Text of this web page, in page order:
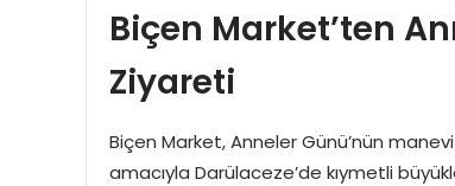
Biçen Market’ten
Ziyareti
Biçen Market, Anneler Günü’nün
amacıyla Darülaceze’de kıymetli